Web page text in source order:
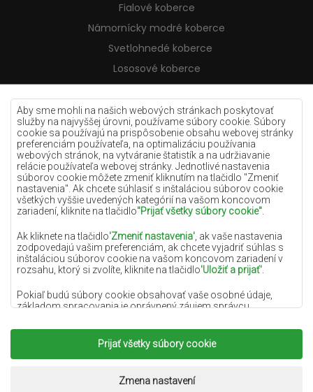
Aby sme mohli na našich webových stránkach poskytovať
služby na najvyššej úrovni, používame súbory cookie. Súbory
cookie sa používajú na prispôsobenie obsahu webovej stránky
preferenciám používateľa, na optimalizáciu používania
webových stránok, na vytváranie štatistík a na udržiavanie
relácie používateľa webovej stránky. Jednotlivé nastavenia
súborov cookie môžete zmeniť kliknutím na tlačidlo "Zmeniť
nastavenia". Ak chcete súhlasiť s inštaláciou súborov cookie
všetkých vyššie uvedených kategórií na vašom koncovom
zariadení, kliknite na tlačidlo"Prijať všetky súbory cookie"
Ak kliknete na tlačidlo'Zmeniť nastavenia' , ak vaše nastavenia
zodpovedajú vašim preferenciám, ak chcete vyjadriť súhlas s
inštaláciou súborov cookie na vašom koncovom zariadení v
rozsahu, ktorý si zvolíte, kliknite na tlačidlo'Uložiť a prijať'
Pokiaľ budú súbory cookie obsahovať vaše osobné údaje,
základom spracovania je oprávnený záujem správcu
podobe poskytovania vysokokvalitných služieb na našej
webovej stránke a marketingových aktivít správcu osobných
údajov a jeho dôveryhodných partnerov.
Viac informácií o súboroch cookie a spracovaní osobných
Prijať všetky súbory cookie
Zmena nastavení
Fialové koberce
Námornícky modré koberce
Svetlohnedé koberce
Lososové koberce
Krémové koberce
Lilac koberce
Žlté koberce
Mätové koberce
Modré koberce
Oranžové koberce
Ružové koberce
Šedé koberce
Terakotové koberce
Zelené koberce
Zlaté koberce
Copyright 2022Koberce Chemex.Všetky práva
Realizácia:www.dimax.pl